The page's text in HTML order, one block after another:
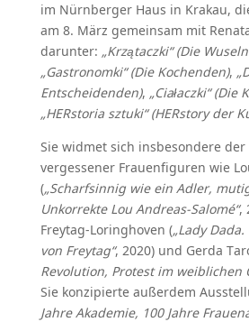
im Nürnberger Haus in Krakau,
am 8. März gemeinsam mit
darunter: „Krzątaczki“ (Die
„Gastronomki“ (Die Kochenden),
Entscheidenden), „Ciałaczki“
„HERstoria sztuki“ (HERstory der
Sie widmet sich insbesondere
vergessener Frauenfiguren wie
(„Scharfsinnig wie ein Adler,
Unkorrekte Lou Andreas-Salomé“,
Freytag-Loringhoven („Lady
von Freytag“, 2020) und Gerda
Revolution, Protest im weiblichen
Sie konzipierte außerdem
Jahre Akademie, 100 Jahre